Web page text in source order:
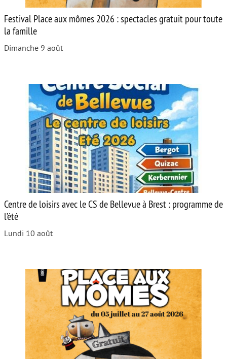
Festival Place aux mômes 2026 : spectacles gratuit pour toute
la famille
Dimanche 9 août
Centre de loisirs avec le CS de Bellevue à Brest : programme de
l’été
Lundi 10 août